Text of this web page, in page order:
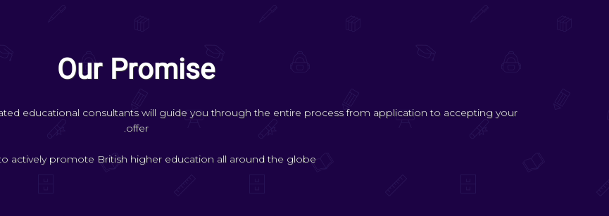
Our Promise
educational consultants will guide you through the entire process from application to accepting your
offer.
actively promote British higher education all around the globe.